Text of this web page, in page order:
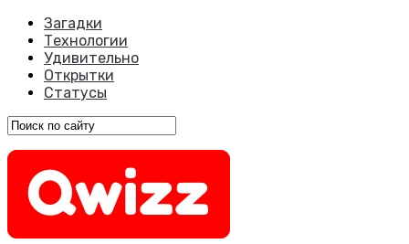
Загадки
Технологии
Удивительно
Открытки
Статусы